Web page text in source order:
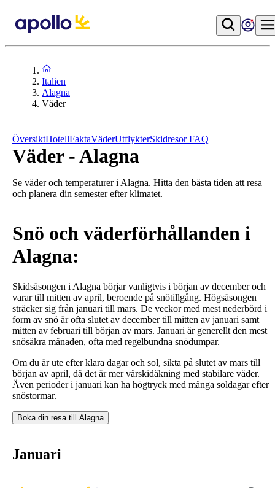
Italien
Alagna
Väder
ÖversiktHotellFaktaVäderUtflykterSkidresor FAQ
Väder - Alagna
Se väder och temperaturer i Alagna. Hitta den bästa tiden att resa
och planera din semester efter klimatet.
Snö och väderförhållanden i
Alagna:
Skidsäsongen i Alagna börjar vanligtvis i början av december och
varar till mitten av april, beroende på snötillgång. Högsäsongen
sträcker sig från januari till mars. De veckor med mest nederbörd i
form av snö är ofta slutet av december till mitten av januari samt
mitten av februari till början av mars. Januari är generellt den mest
snösäkra månaden, ofta med regelbundna snödumpar.
Om du är ute efter klara dagar och sol, sikta på slutet av mars till
början av april, då det är mer vårskidåkning med stabilare väder.
Även perioder i januari kan ha högtryck med många soldagar efter
snöstormar.
Boka din resa till Alagna
Januari